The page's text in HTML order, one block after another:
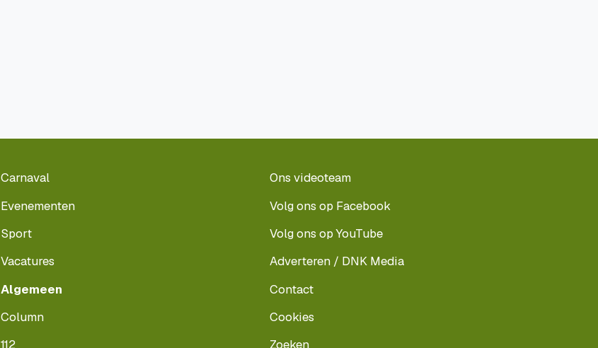
Carnaval
Evenementen
Sport
Vacatures
Algemeen
Column
112
Ons videoteam
Volg ons op Facebook
Volg ons op YouTube
Adverteren / DNK Media
Contact
Cookies
Zoeken